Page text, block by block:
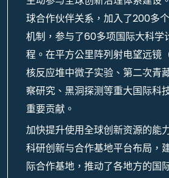
球合作伙伴关系，加入了200多
机制，参与了60多项国际大科学
程。在平方公里阵列射电望远镜
核反应堆中微子实验、第二次青
察研究、黑洞探测等重大国际科
重要贡献。
加快提升使用全球创新资源的能
科研创新与合作基地平台布局，
际合作基地，推动了各地方的国